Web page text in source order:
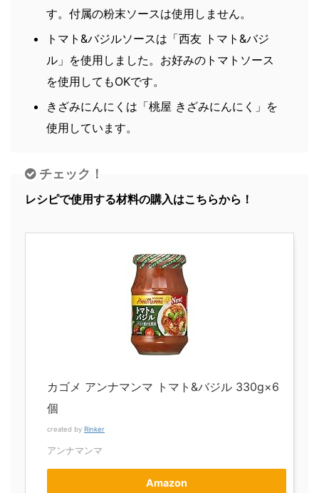
す。付属の粉末ソースは使用しません。
トマト&バジルソースは「西友 トマト&バジ
ル」を使用しました。お好みのトマトソース
を使用してもOKです。
きざみにんにくは「桃屋 きざみにんにく」を
使用しています。
チェック！
レシピで使用する材料の購入はこちらから！
カゴメ アンナマンマ トマト&バジル 330g×6
個
created by Rinker
アンナマンマ
Amazon